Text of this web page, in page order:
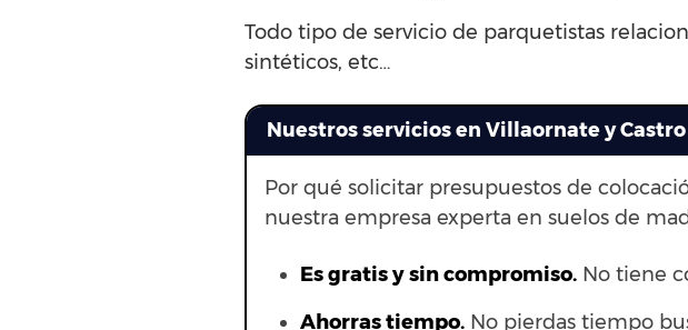
Todo tipo de servicio de parquetistas
sintéticos, etc…
Nuestros servicios en Villaornate y Castro
Por qué solicitar presupuestos de
nuestra empresa experta en suelos de
Es gratis y sin compromiso. No tiene
Ahorras tiempo. No pierdas tiempo